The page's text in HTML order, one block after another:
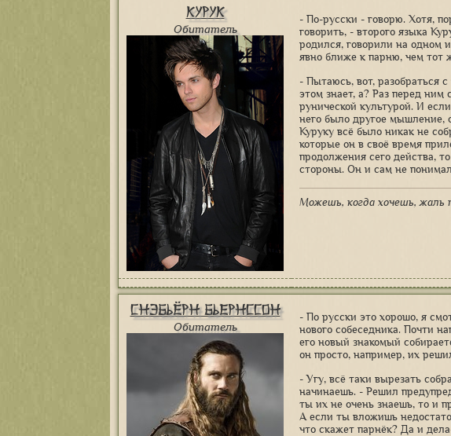
Курук
Обитатель
- По-русски - говорю. Хотя,
говорить, - второго языка
родился, говорили на одном
явно ближе к парню, чем тот
- Пытаюсь, вот, разобраться
этом знает, а? Раз перед ним
рунической культурой. И
него было другое мышление,
Куруку всё было никак не
которые он в своё время
продолжения сего действа,
стороны. Он и сам не
Можешь, когда хочешь, жаль
Снэбьёрн Бьернссон
Обитатель
- По русски это хорошо, я
нового собеседника. Почти
его новый знакомый
он просто, например, их
- Угу, всё таки вырезать
начинаешь. - Решил
ты их не очень знаешь, то и
А если ты вложишь
что скажет парнёк? Да и